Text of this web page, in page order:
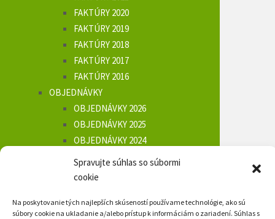
Spravujte súhlas so súbormi
cookie
Na poskytovanie tých najlepších skúseností používame technológie, ako sú
súbory cookie na ukladanie a/alebo prístup k informáciám o zariadení. Súhlas s
FAKTÚRY 2020
FAKTÚRY 2019
FAKTÚRY 2018
FAKTÚRY 2017
FAKTÚRY 2016
OBJEDNÁVKY
OBJEDNÁVKY 2026
OBJEDNÁVKY 2025
OBJEDNÁVKY 2024
OBJEDNÁVKY 2023
OBJEDNÁVKY 2022
OBJEDNÁVKY 2020